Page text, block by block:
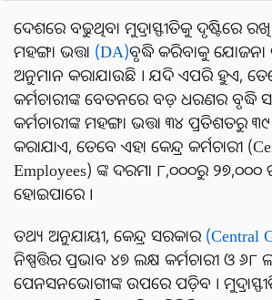
ଦେଶରେ ବଢୁଥିବା ମୁଦ୍ରାସ୍ଫୀତିକୁ ଦୃଷ୍ଟିରେ
ମହଙ୍ଗା ଭତ୍ତା (DA)ବୃଦ୍ଧି କରିବାକୁ
ଅନୁମାନ କରାଯାଉଛି । ଯଦି ଏପରି ହୁଏ,
କର୍ମଚାରୀଙ୍କ ବେତନରେ ବଡ଼ ଧରଣର ବୃଦ୍ଧି
କର୍ମଚାରୀଙ୍କ ମହଙ୍ଗା ଭତ୍ତା ୩୪ ପ୍ରତିଶତରୁ
କରାଯାଏ, ତେବେ ଏହା କେନ୍ଦ୍ର କର୍ମଚାରୀ
Employees) ଙ୍କ ଦରମା ୮,୦୦୦ରୁ ୨୭,୦୦୦
ହୋଇପାରେ ।
ତଥ୍ୟ ଅନୁଯାୟୀ, କେନ୍ଦ୍ର ସରକାର (Central
ନିଷ୍ପତ୍ତିର ପ୍ରଭାବ ୪୭ ଲକ୍ଷ କର୍ମଚାରୀ ଓ ୬୮
ପେନସନଭୋଗୀଙ୍କ ଉପରେ ପଡ଼ିବ ।